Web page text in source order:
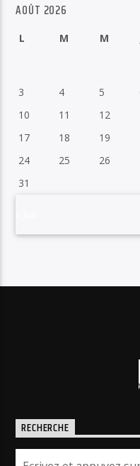
AOÛT 2026
L M M
3
4 5
10
11 12
17
18 19
24
25 26
31
RECHERCHE